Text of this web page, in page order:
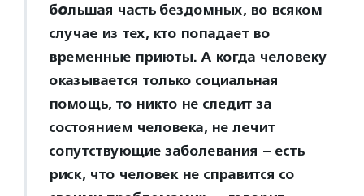
большая часть бездомных, во всяком
случае из тех, кто попадает во
временные приюты. А когда человеку
оказывается только социальная
помощь, то никто не следит за
состоянием человека, не лечит
сопутствующие заболевания – есть
риск, что человек не справится со